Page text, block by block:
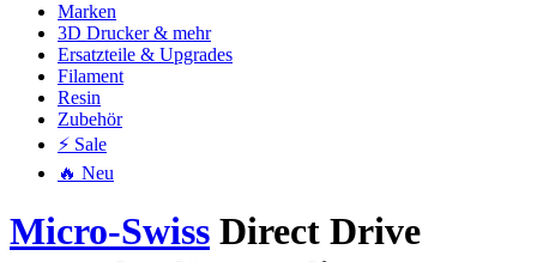
Marken
3D Drucker & mehr
Ersatzteile & Upgrades
Filament
Resin
Zubehör
⚡ Sale
🔥 Neu
Micro-Swiss Direct Drive